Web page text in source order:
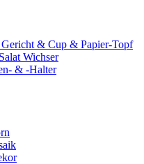
Gericht & Cup & Papier-Topf
Wichser
& -Halter